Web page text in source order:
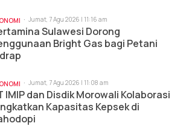
Jumat, 7 Agu 2026 | 11:16 am
Sulawesi Dorong
Bright Gas bagi Petani
Jumat, 7 Agu 2026 | 11:08 am
IMIP dan Disdik Morowali Kolaborasi
Kapasitas Kepsek di